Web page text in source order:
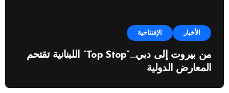
الأخبار الإفتتاحية
من بيروت إلى دبي…”Top Stop” اللبنانية تقتحم
المعارض الدولية